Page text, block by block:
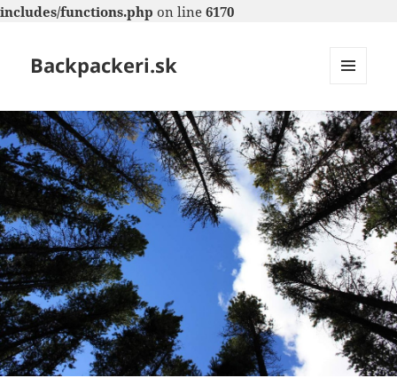
includes/functions.php on line 6170
Backpackeri.sk
WIDGETY